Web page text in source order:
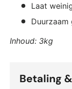
Laat
Duurzaam
Inhoud: 3kg
Betaling